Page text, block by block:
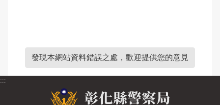
發現本網站資料錯誤之處，歡迎提供您的意見
:::